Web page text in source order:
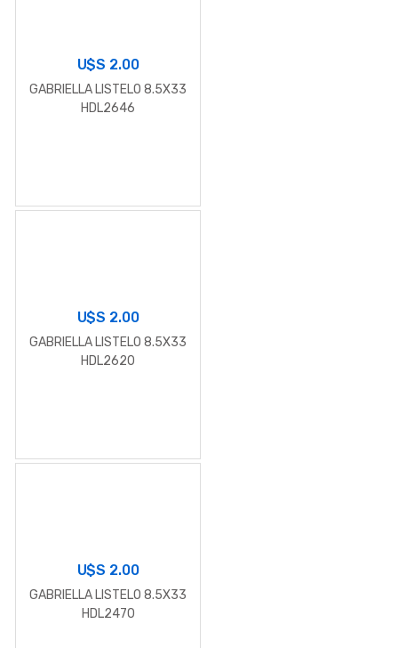
U$S 2.00
GABRIELLA LISTELO 8.5X33
HDL2646
U$S 2.00
GABRIELLA LISTELO 8.5X33
HDL2620
U$S 2.00
GABRIELLA LISTELO 8.5X33
HDL2470